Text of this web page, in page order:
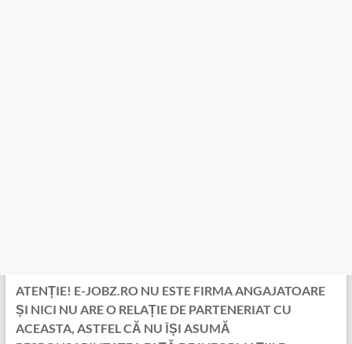
ATENȚIE! E-JOBZ.RO NU ESTE FIRMA ANGAJATOARE
ȘI NICI NU ARE O RELAȚIE DE PARTENERIAT CU
ACEASTA, ASTFEL CĂ NU ÎȘI ASUMĂ